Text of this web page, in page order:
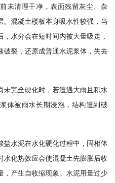
未清理干净，表面残留灰尘、杂
。混凝土楼板本身吸水性较强，当
水分会在短时间内被大量吸走，
破裂，还原成普通水泥浆体，失去
未完全硬化时，若遭遇大雨且积水
体被雨水长期浸泡，结构遭到破
盐水泥在水化硬化过程中，固相体
水化热效应会使混凝土先膨胀后收
，产生自收缩现象。水泥用量过少